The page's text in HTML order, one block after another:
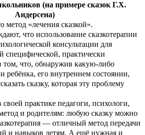
(на примере сказок Г.Х.
Андерсена)
метод «лечения сказкой».
что использование сказкотерапии
консультации для
специфической, практически
том, что, обнаружив какую-либо
ребёнка, его внутреннем состоянии,
сказку, которая эту проблему
практике педагоги, психологи,
и родителям: любую сказку можно
— отличный метод передачи
и навыков детям. А ещё нужная и